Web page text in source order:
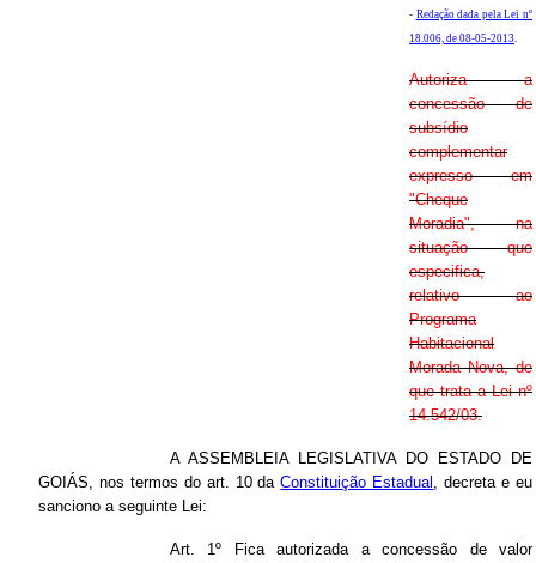
- Redação dada pela Lei nº
18.006, de 08-05-2013.
Autoriza a
concessão de
subsídio
complementar
expresso em
"Cheque
Moradia", na
situação que
especifica,
relativo ao
Programa
Habitacional
Morada Nova, de
que trata a Lei nº
14.542/03.
A ASSEMBLEIA LEGISLATIVA DO ESTADO DE
GOIÁS, nos termos do art. 10 daConstituição Estadual , decreta e eu
sanciono a seguinte Lei:
Art. 1º Fica autorizada a concessão de valor